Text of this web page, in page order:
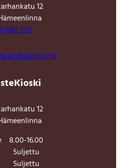
12
6161 929
12
8.00-16.00
Suljettu
Suljettu